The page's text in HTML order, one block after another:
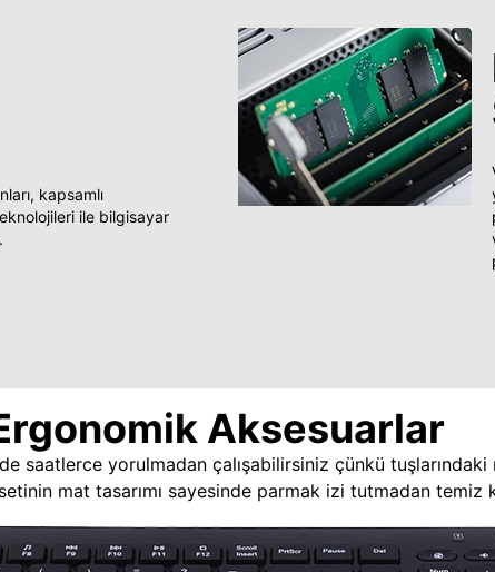
kapsamlı
ile bilgisayar
Aksesuarlar
saatlerce yorulmadan çalışabilirsiniz çünkü tuşlarındaki
mat tasarımı sayesinde parmak izi tutmadan temiz